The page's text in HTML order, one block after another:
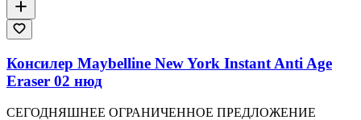
Консилер Maybelline New York Instant Anti Age
Eraser 02 нюд
СЕГОДНЯШНЕЕ ОГРАНИЧЕННОЕ ПРЕДЛОЖЕНИЕ